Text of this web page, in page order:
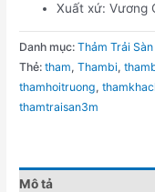
Xuất xứ: Vương
Danh mục:Thảm Trải Sàn
Thẻ:tham,Thambi,
thamhoitruong,
thamtraisan3m
Mô tả